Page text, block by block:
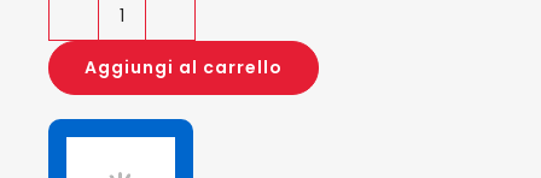
Insegnare
nei
CPIA
quantità
Aggiungi al carrello